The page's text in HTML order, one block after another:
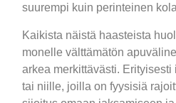
suurempi kuin perinteinen
Kaikista näistä haasteista
monelle välttämätön
arkea merkittävästi.
tai niille, joilla on fyysisiä